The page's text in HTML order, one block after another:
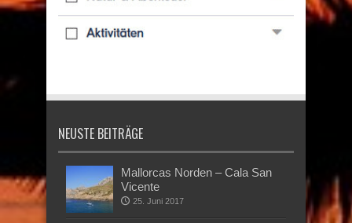
NEUSTE BEITRÄGE
Mallorcas Norden – Cala San
Vicente
25. Juni 2017